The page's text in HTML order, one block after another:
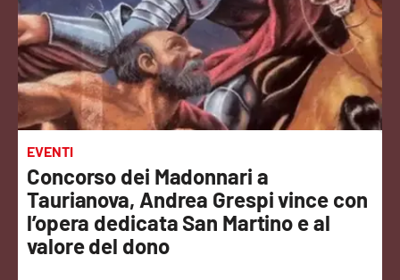
Sanità
Sport
Cultura
Podcast
Meteo
Editoriali
EVENTI
Concorso dei Madonnari a
Taurianova, Andrea Grespi vince con
l’opera dedicata San Martino e al
valore del dono